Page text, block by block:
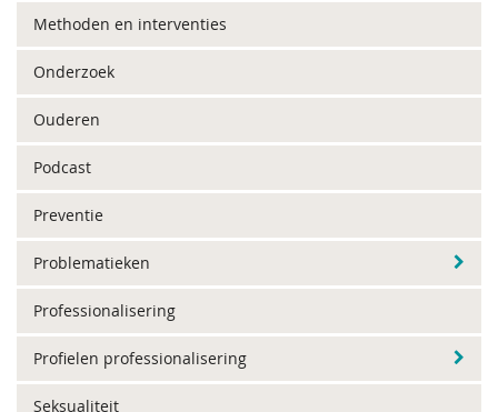
Methoden en interventies
Onderzoek
Ouderen
Podcast
Preventie
Problematieken
Professionalisering
Profielen professionalisering
Seksualiteit